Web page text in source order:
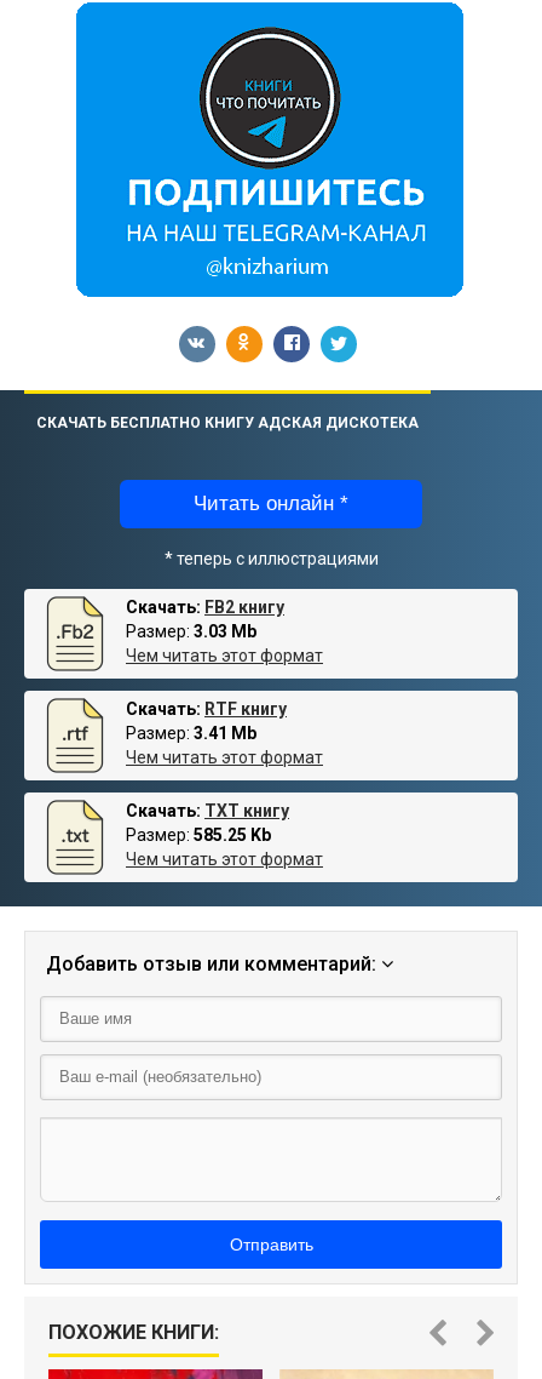
СКАЧАТЬ БЕСПЛАТНО КНИГУ АДСКАЯ ДИСКОТЕКА
Читать онлайн *
* теперь с иллюстрациями
Скачать: FB2 книгу
Размер: 3.03 Mb
Чем читать этот формат
Скачать: RTF книгу
Размер: 3.41 Mb
Чем читать этот формат
Скачать: TXT книгу
Размер: 585.25 Kb
Чем читать этот формат
Добавить отзыв или комментарий:
Отправить
ПОХОЖИЕ КНИГИ: